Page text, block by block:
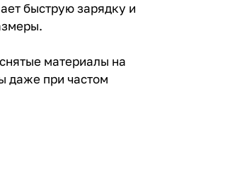
быструю зарядку и
материалы на
даже при частом